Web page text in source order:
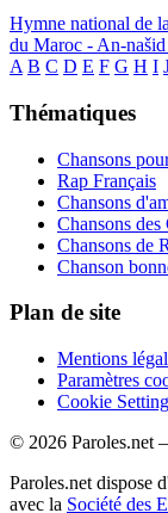
Hymne national de
du Maroc - An-
A B C D E F G H I
Thématiques
Chansons
Rap Français
Chansons
Chansons des
Chansons de
Chanson
Plan de site
Mentions
Paramètres
Cookie
© 2026 Paroles.net
Paroles.net dispose
avec la Société des